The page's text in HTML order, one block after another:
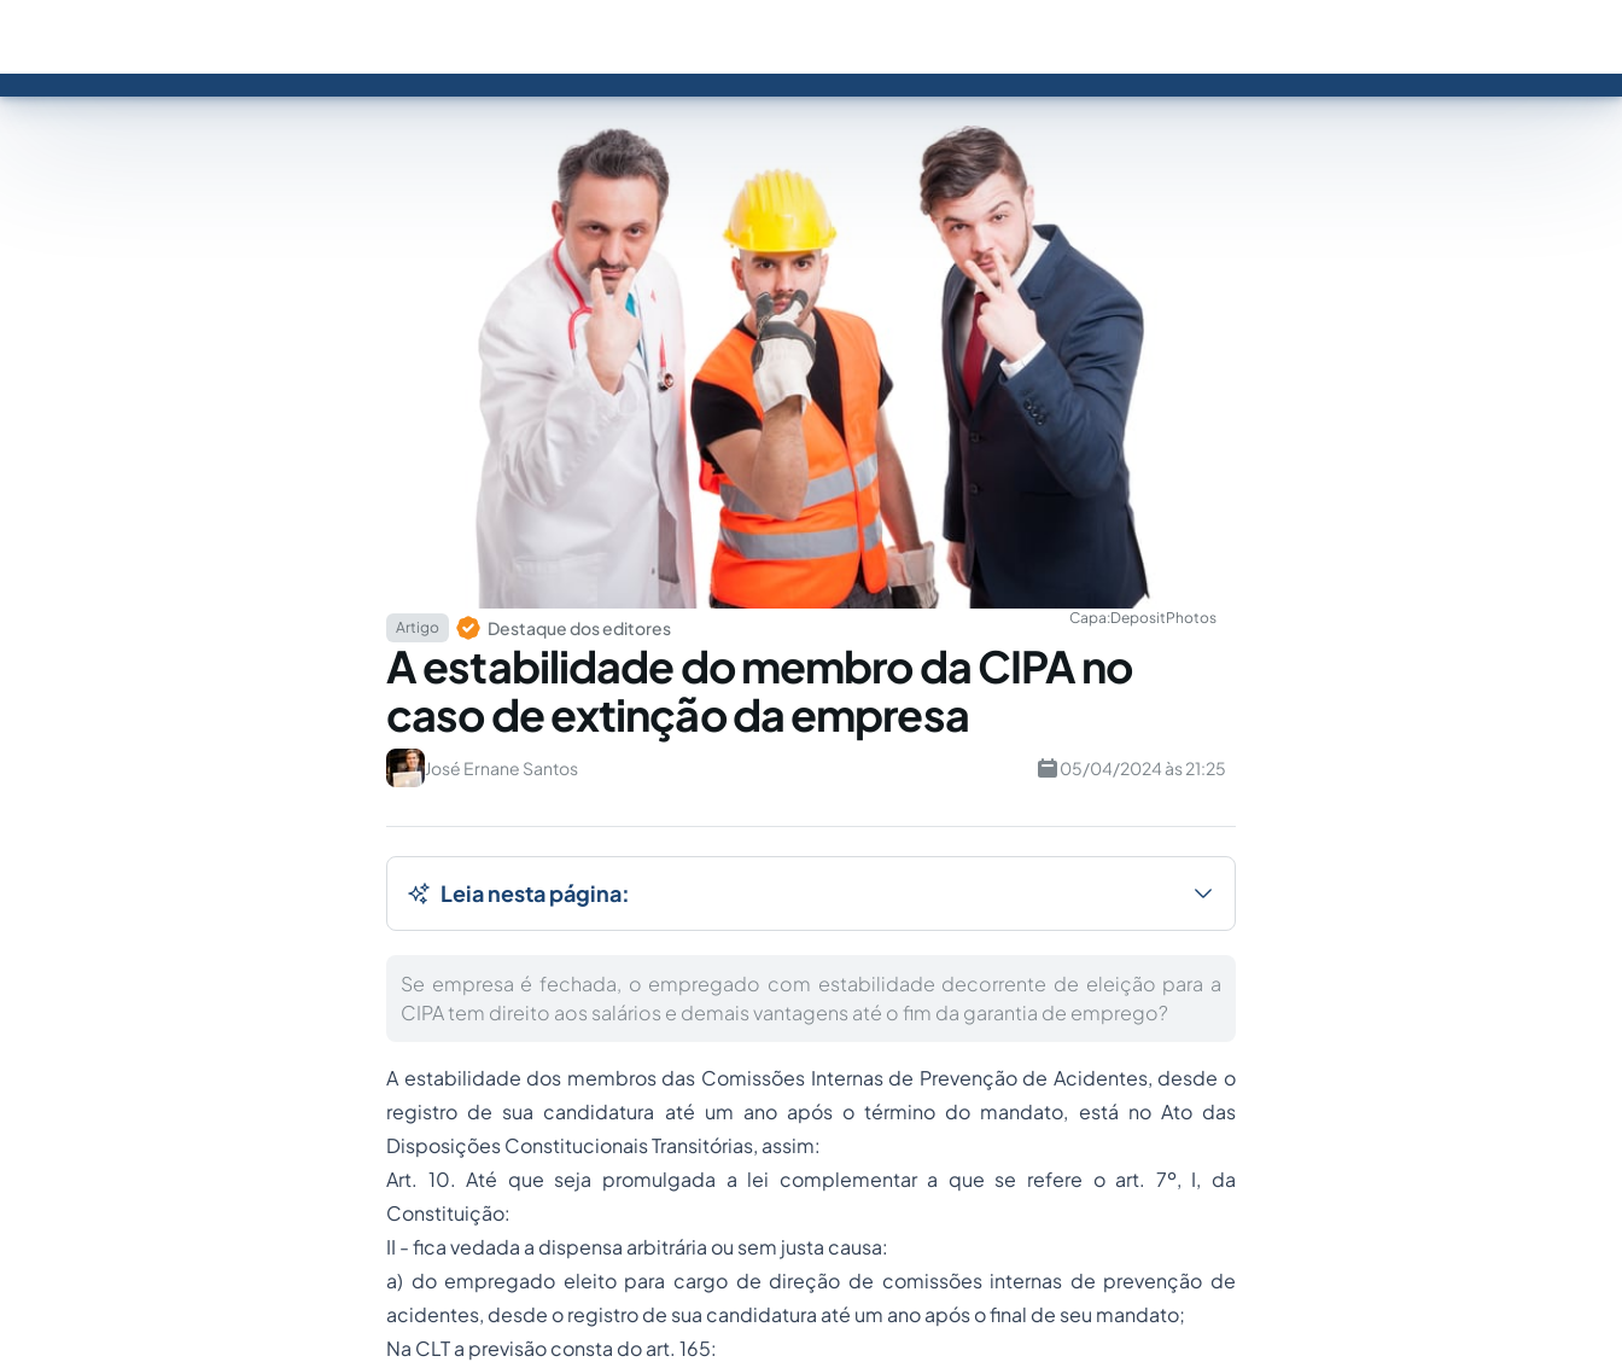
Fale com a IA Buscar no Jus
Capa:DepositPhotos
Artigo Destaque dos editores
A estabilidade do membro da CIPA no
caso de extinção da empresa
José Ernane Santos 05/04/2024 às 21:25
Leia nesta página:
Se empresa é fechada, o empregado com estabilidade decorrente de eleição para a
CIPA tem direito aos salários e demais vantagens até o fim da garantia de emprego?
A estabilidade dos membros das Comissões Internas de Prevenção de Acidentes, desde o
registro de sua candidatura até um ano após o término do mandato, está no Ato das
Disposições Constitucionais Transitórias, assim:
Art. 10. Até que seja promulgada a lei complementar a que se refere o art. 7º, I, da
Constituição:
II - fica vedada a dispensa arbitrária ou sem justa causa:
a) do empregado eleito para cargo de direção de comissões internas de prevenção de
acidentes, desde o registro de sua candidatura até um ano após o final de seu mandato;
Na CLT a previsão consta do art. 165: